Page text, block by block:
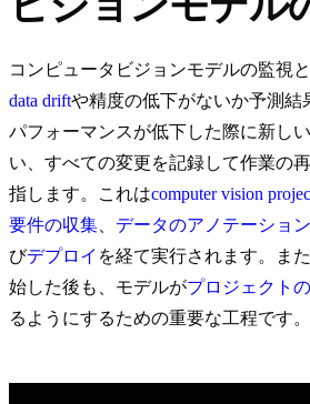
コンピュータビジョンモデルの監視
data driftや精度の低下がないか予測結
パフォーマンスが低下した際に新し
い、すべての変更を記録して作業の
指します。これはcomputer vision
要件の収集
データのアノテーション
びデプロイ を経て実行されます。ま
始した後も、モデルがプロジェクト
るようにするための重要な工程です。